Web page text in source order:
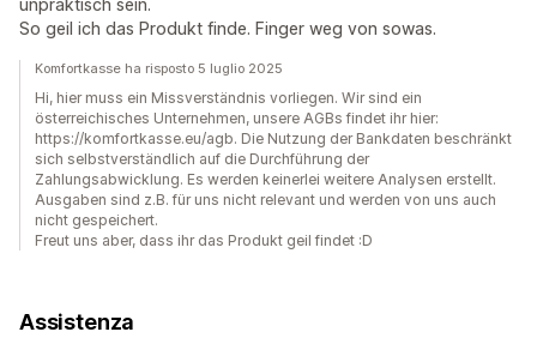
unpraktisch sein.
So geil ich das Produkt finde. Finger weg von sowas.
Komfortkasse ha risposto 5 luglio 2025
Hi, hier muss ein Missverständnis vorliegen. Wir sind ein
österreichisches Unternehmen, unsere AGBs findet ihr hier:
https://komfortkasse.eu/agb. Die Nutzung der Bankdaten beschränkt
sich selbstverständlich auf die Durchführung der
Zahlungsabwicklung. Es werden keinerlei weitere Analysen erstellt.
Ausgaben sind z.B. für uns nicht relevant und werden von uns auch
nicht gespeichert.
Freut uns aber, dass ihr das Produkt geil findet :D
Assistenza